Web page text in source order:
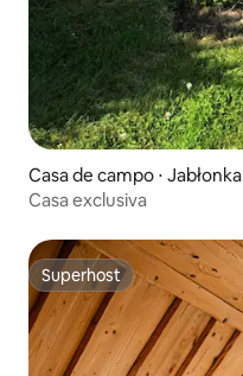
Casa de campo ⋅ Jabłonka
Casa exclusiva
Superhost
Superhost